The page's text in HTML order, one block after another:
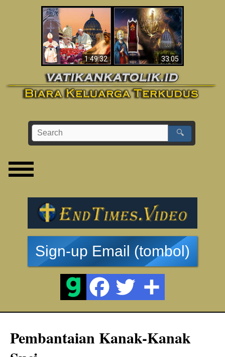
1:49:32
Wahyu di Vatikan
Sekarang
33:05
Apakah Alkitab
Memprediksikan 70
Tahun Tanpa
Seorang Paus?
🔍
Sign-up Email (tombol)
Pembantaian Kanak-Kanak